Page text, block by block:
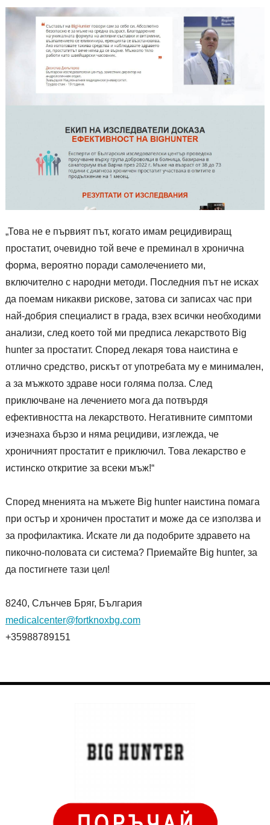
„Това не е първият път, когато имам рецидивиращ
простатит, очевидно той вече е преминал в хронична
форма, вероятно поради самолечението ми,
включително с народни методи. Последния път не исках
да поемам никакви рискове, затова си записах час при
най-добрия специалист в града, взех всички необходими
анализи, след което той ми предписа лекарството Big
hunter за простатит. Според лекаря това наистина е
отлично средство, рискът от употребата му е минимален,
а за мъжкото здраве носи голяма полза. След
приключване на лечението мога да потвърдя
ефективността на лекарството. Негативните симптоми
изчезнаха бързо и няма рецидиви, изглежда, че
хроничният простатит е приключил. Това лекарство е
истинско откритие за всеки мъж!“
Според мненията на мъжете Big hunter наистина помага
при остър и хроничен простатит и може да се използва и
за профилактика. Искате ли да подобрите здравето на
пикочно-половата си система? Приемайте Big hunter, за
да постигнете тази цел!
8240, Слънчев Бряг, България
medicalcenter@fortknoxbg.com
+35988789151